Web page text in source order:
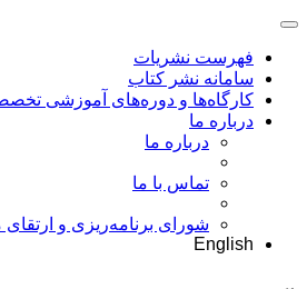
فهرست نشریات
سامانه نشر کتاب
کارگاه‌ها و دوره‌های آموزشی
درباره ما
درباره ما
تماس با ما
شورای برنامه‌ریزی و
English